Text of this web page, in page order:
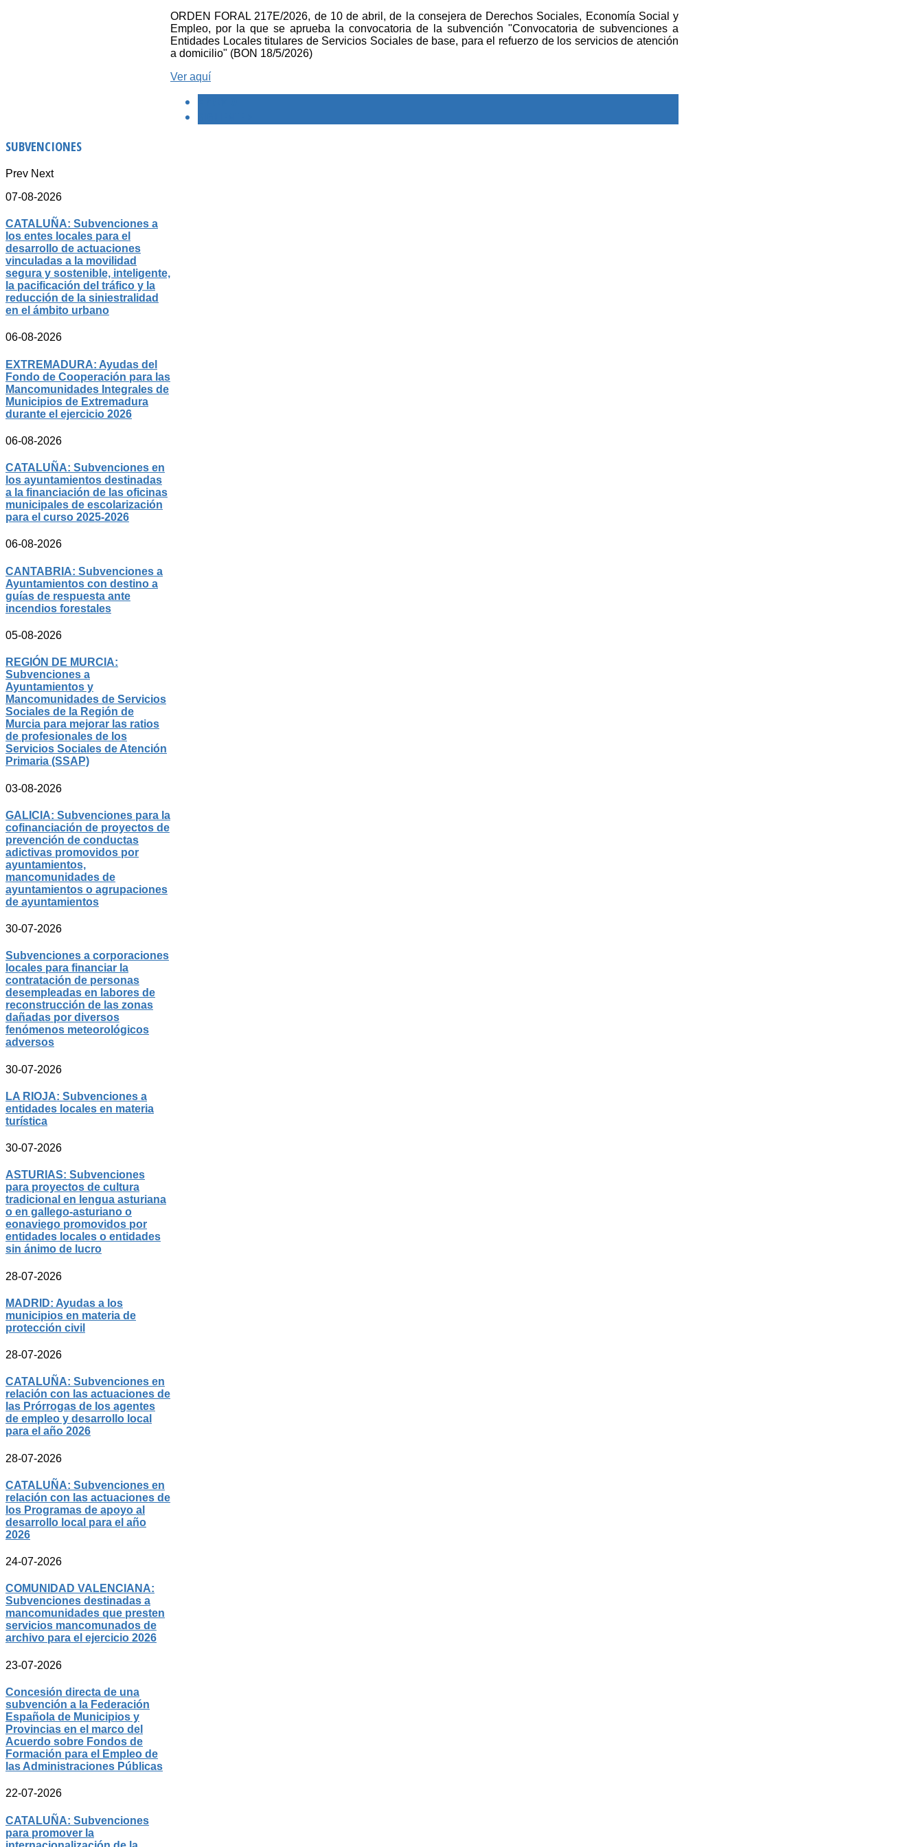
ORDEN FORAL 217E/2026, de 10 de abril, de la consejera de Derechos Sociales, Economía Social y
Empleo, por la que se aprueba la convocatoria de la subvención "Convocatoria de subvenciones a
Entidades Locales titulares de Servicios Sociales de base, para el refuerzo de los servicios de atención
a domicilio" (BON 18/5/2026)
Ver aquí
SUBVENCIONES
Prev Next
07-08-2026
CATALUÑA: Subvenciones a
los entes locales para el
desarrollo de actuaciones
vinculadas a la movilidad
segura y sostenible, inteligente,
la pacificación del tráfico y la
reducción de la siniestralidad
en el ámbito urbano
06-08-2026
EXTREMADURA: Ayudas del
Fondo de Cooperación para las
Mancomunidades Integrales de
Municipios de Extremadura
durante el ejercicio 2026
06-08-2026
CATALUÑA: Subvenciones en
los ayuntamientos destinadas
a la financiación de las oficinas
municipales de escolarización
para el curso 2025-2026
06-08-2026
CANTABRIA: Subvenciones a
Ayuntamientos con destino a
guías de respuesta ante
incendios forestales
05-08-2026
REGIÓN DE MURCIA:
Subvenciones a
Ayuntamientos y
Mancomunidades de Servicios
Sociales de la Región de
Murcia para mejorar las ratios
de profesionales de los
Servicios Sociales de Atención
Primaria (SSAP)
03-08-2026
GALICIA: Subvenciones para la
cofinanciación de proyectos de
prevención de conductas
adictivas promovidos por
ayuntamientos,
mancomunidades de
ayuntamientos o agrupaciones
de ayuntamientos
30-07-2026
Subvenciones a corporaciones
locales para financiar la
contratación de personas
desempleadas en labores de
reconstrucción de las zonas
dañadas por diversos
fenómenos meteorológicos
adversos
30-07-2026
LA RIOJA: Subvenciones a
entidades locales en materia
turística
30-07-2026
ASTURIAS: Subvenciones
para proyectos de cultura
tradicional en lengua asturiana
o en gallego-asturiano o
eonaviego promovidos por
entidades locales o entidades
sin ánimo de lucro
28-07-2026
MADRID: Ayudas a los
municipios en materia de
protección civil
28-07-2026
CATALUÑA: Subvenciones en
relación con las actuaciones de
las Prórrogas de los agentes
de empleo y desarrollo local
para el año 2026
28-07-2026
CATALUÑA: Subvenciones en
relación con las actuaciones de
los Programas de apoyo al
desarrollo local para el año
2026
24-07-2026
COMUNIDAD VALENCIANA:
Subvenciones destinadas a
mancomunidades que presten
servicios mancomunados de
archivo para el ejercicio 2026
23-07-2026
Concesión directa de una
subvención a la Federación
Española de Municipios y
Provincias en el marco del
Acuerdo sobre Fondos de
Formación para el Empleo de
las Administraciones Públicas
22-07-2026
CATALUÑA: Subvenciones
para promover la